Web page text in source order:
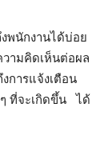
พนักงานได้บ่อย
วามคิดเห็นต่อผล
การแจ้งเตือน
ๆ ที่จะเกิดขึ้น ได้